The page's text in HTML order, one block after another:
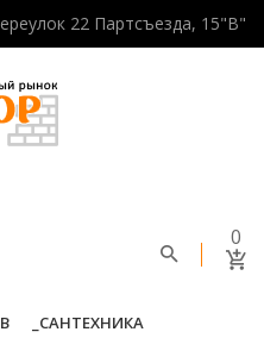
22 Партсъезда, 15"В"
0
САНТЕХНИКА